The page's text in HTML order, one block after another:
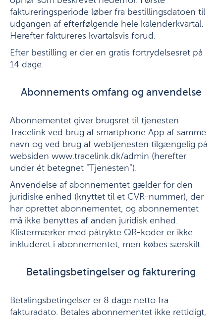
faktureringsperiode løber fra bestillingsdatoen til
udgangen af efterfølgende hele kalenderkvartal.
Herefter faktureres kvartalsvis forud.
Efter bestilling er der en gratis fortrydelsesret på
14 dage.
Abonnements omfang og anvendelse
Abonnementet giver brugsret til tjenesten
Tracelink ved brug af smartphone App af samme
navn og ved brug af webtjenesten tilgængelig på
websiden www.tracelink.dk/admin (herefter
under ét betegnet ”Tjenesten”).
Anvendelse af abonnementet gælder for den
juridiske enhed (knyttet til et CVR-nummer), der
har oprettet abonnementet, og abonnementet
må ikke benyttes af anden juridisk enhed.
Klistermærker med påtrykte QR-koder er ikke
inkluderet i abonnementet, men købes særskilt.
Betalingsbetingelser og fakturering
Betalingsbetingelser er 8 dage netto fra
fakturadato. Betales abonnementet ikke rettidigt,